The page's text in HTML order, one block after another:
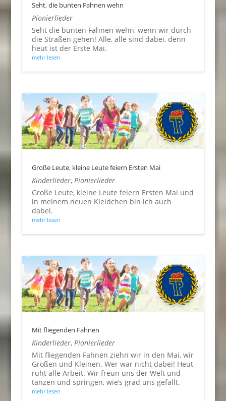
Seht, die bunten Fahnen wehn
Pionierlieder
Seht die bunten Fahnen wehn, wenn wir durch
die Straßen gehen! Alle, alle sind dabei, denn
heut ist der Erste Mai.
mehr lesen
Große Leute, kleine Leute feiern Ersten Mai
Kinderlieder, Pionierlieder
Große Leute, kleine Leute feiern Ersten Mai und
in meinem neuen Kleidchen bin ich auch
dabei.
mehr lesen
Mit fliegenden Fahnen
Kinderlieder, Pionierlieder
Mit fliegenden Fahnen ziehn wir in den Mai, wir
Großen und Kleinen. Wer wär nicht dabei! Heut
ruht alle Arbeit. Wir freun uns der Welt und
tanzen und springen, wie’s grad uns gefällt.
mehr lesen